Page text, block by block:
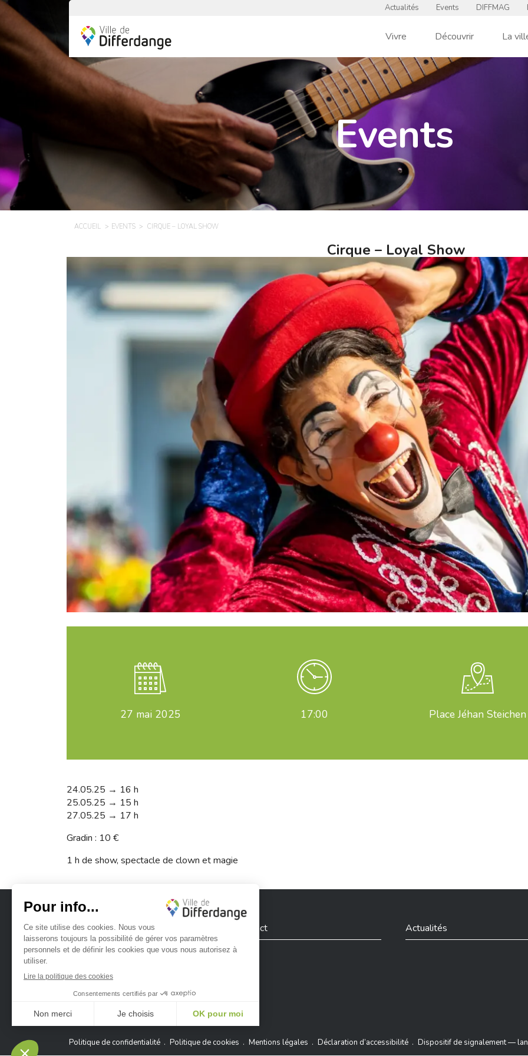
Actualités Events DIFFMAG
Vivre Découvrir La
Events
ACCUEIL EVENTS CIRQUE – LOYAL SHOW
Cirque – Loyal Show
27 mai 2025 17:00 Place Jéhan Steichen
24.05.25 → 16 h
25.05.25 → 15 h
27.05.25 → 17 h
Gradin : 10 €
1 h de show, spectacle de clown et magie
Ville de Differdange sur Facebook
Ville de Differdange sur Instagram
Ville de Differdange sur YouTube
Contact Actualités
Politique de confidentialité Politique de cookies Mentions légales Déclaration d’accessibilité Dispositif de signalement —